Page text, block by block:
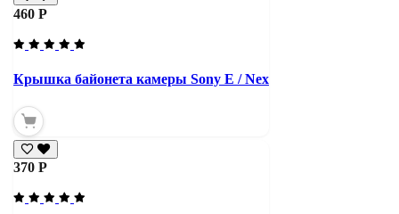
460 Р
Крышка байонета камеры Sony E / Nex
370 Р